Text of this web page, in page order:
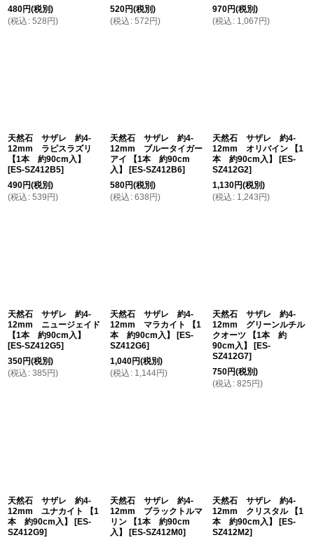
480円(税別)
(税込 : 528 円)
520円(税別)
(税込 : 572 円)
970円(税別)
(税込 : 1,067 円)
天然石 サザレ 約4-
12mm ラピスラズリ
【1本 約90cm入】
[ES-SZ412B5]
490円(税別)
(税込 : 539 円)
天然石 サザレ 約4-
12mm ブルータイガー
アイ 【1本 約90cm
入】
[ES-SZ412B6]
580円(税別)
(税込 : 638 円)
天然石 サザレ 約4-
12mm オリバイン 【1
本 約90cm入】
[ES-
SZ412G2]
1,130円(税別)
(税込 : 1,243 円)
天然石 サザレ 約4-
12mm ニュージェイド
【1本 約90cm入】
[ES-SZ412G5]
350円(税別)
(税込 : 385 円)
天然石 サザレ 約4-
12mm マラカイト 【1
本 約90cm入】
[ES-
SZ412G6]
1,040円(税別)
(税込 : 1,144円)
天然石 サザレ 約4-
12mm グリーンルチル
クオーツ 【1本 約
90cm入】
[ES-
SZ412G7]
750円(税別)
(税込 : 825 円)
天然石 サザレ 約4-
12mm ユナカイト 【1
本 約90cm入】
[ES-
SZ412G9]
天然石 サザレ 約4-
12mm ブラックトルマ
リン 【1本 約90cm
入】
[ES-SZ412M0]
天然石 サザレ 約4-
12mm クリスタル 【1
本 約90cm入】
[ES-
SZ412M2]